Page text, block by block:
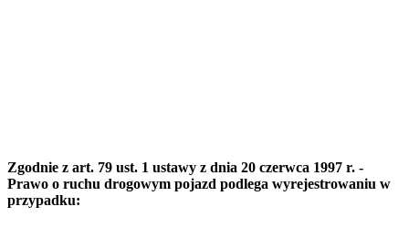
Zgodnie z art. 79 ust. 1 ustawy z dnia 20 czerwca 1997 r. -
Prawo o ruchu drogowym pojazd podlega wyrejestrowaniu w
przypadku: